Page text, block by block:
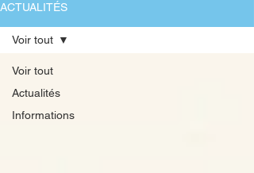
ACTUALITÉS
Voir tout
Actualités
Informations
Voir tout